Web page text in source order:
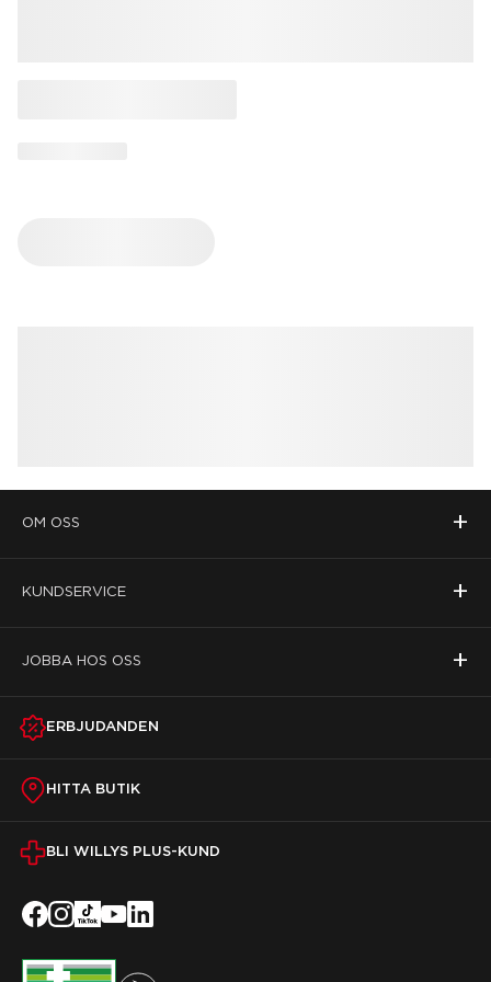
OM OSS +
KUNDSERVICE +
JOBBA HOS OSS +
ERBJUDANDEN
HITTA BUTIK
BLI WILLYS PLUS-KUND